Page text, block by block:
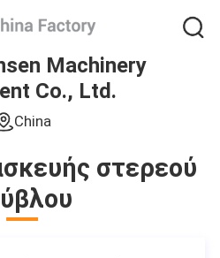
Machinery
Co., Ltd.
China
στερεού